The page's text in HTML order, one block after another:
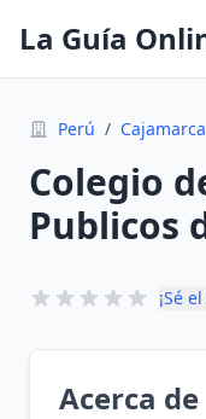
La Guía
Perú / Cajamarca
Colegio
Publicos
¡Sé
Acerca de